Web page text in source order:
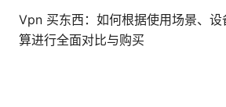
Vpn 买东西：如何根据使用场景、
算进行全面对比与购买